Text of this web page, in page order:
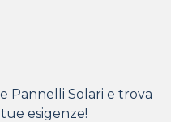
Pannelli Solari e trova
esigenze!